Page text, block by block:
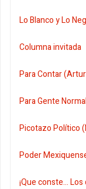
Lo Blanco y Lo
Columna invitada
Para Contar
Para Gente
Picotazo Político
Poder
¡Que conste...